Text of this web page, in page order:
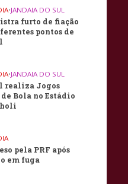
•JANDAIA DO SUL
furto de fiação
pontos de
•JANDAIA DO SUL
realiza Jogos
Bola no Estádio
pela PRF após
em fuga